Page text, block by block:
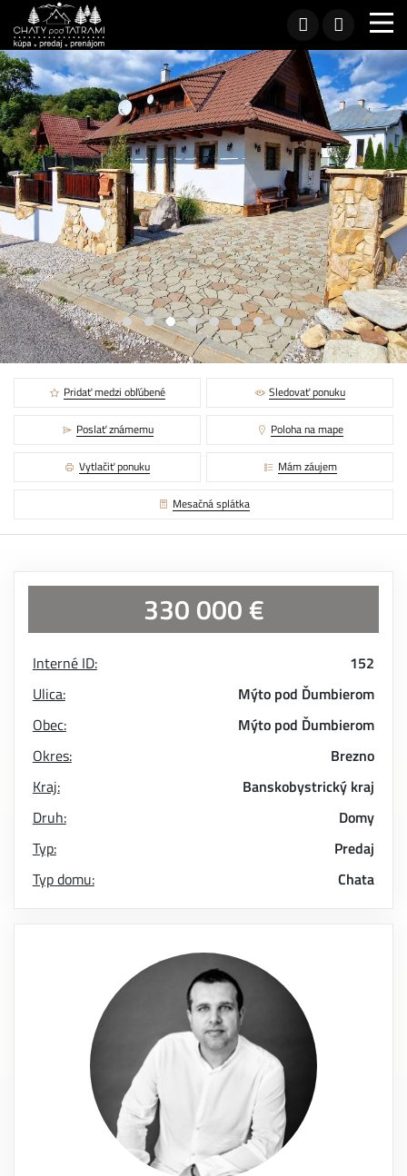
Pridať medzi obľúbené Sledovať ponuku
Poslať známemu Poloha na mape
Vytlačiť ponuku Mám záujem
Mesačná splátka
330 000 €
Interné ID:
152
Ulica:
Mýto pod Ďumbierom
Obec:
Mýto pod Ďumbierom
Okres:
Brezno
Kraj:
Banskobystrický kraj
Druh:
Domy
Typ:
Predaj
Typ domu:
Chata